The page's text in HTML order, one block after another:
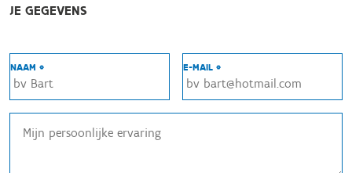
JE GEGEVENS
NAAM * E-MAIL *